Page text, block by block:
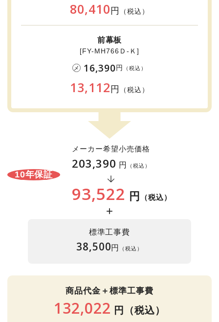
80,410 円 （税込）
前幕板
[FY-MH766Ｄ-Ｋ]
メ 16,390円 （税込）
13,112 円 （税込）
10年保証
メーカー希望小売価格
203,390 円 （税込）
93,522 円 （税込）
+
標準工事費
38,500円 （税込）
商品代金＋標準工事費
132,022 円 （税込）